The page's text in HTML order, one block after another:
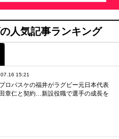
人気記事ランキング
15:21
ロバスケの福井がラグビー元日本代表
章仁と契約…新設役職で選手の成長を